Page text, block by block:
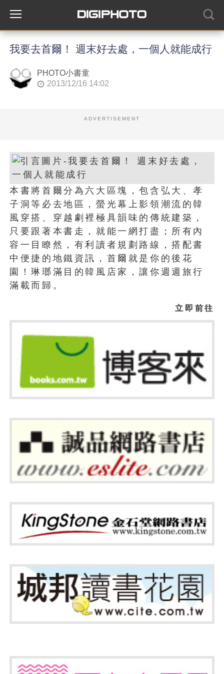
我要去首爾！ 週末好去處，一個人就能成行
PHOTO小書童
2013/12/16 14:02
ADVERTISEMENT
本書將首爾分為六大區塊，包含弘大、孝
子洞等必去地區，螢光幕上影領潮流的韓
風穿搭、穿越劇裡極具韻味的傳統建築，
只要跟著本書走，就能一網打盡；所有內
容一目瞭然，有利讀者規劃路線，搭配書
中便捷的地鐵資訊，首爾就是你的後花
園！琳瑯滿目的韓風店家，讓你週週旅行
滿載而歸。
立即前往